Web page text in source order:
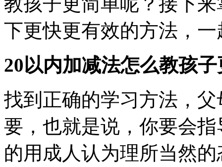
下更快更有效的方法，
20以内加减法怎么教孩
找到正确的学习方法，
要，也就是说，你要会
的用成人认为理所当然